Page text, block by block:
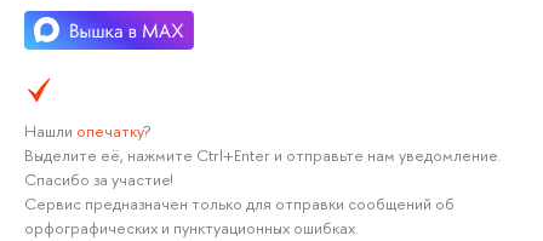
Нашли опечатку?
Выделите её, нажмите Ctrl+Enter и отправьте нам уведомление.
Спасибо за участие!
Сервис предназначен только для отправки сообщений об
орфографических и пунктуационных ошибках.